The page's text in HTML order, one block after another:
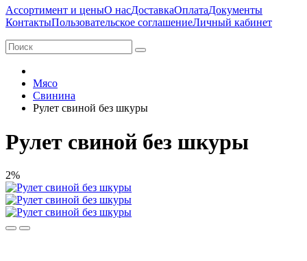
Ассортимент и ценыО насДоставкаОплатаДокументы
КонтактыПользовательское соглашениеЛичный кабинет
Мясо
Свинина
Рулет свиной без шкуры
Рулет свиной без шкуры
2%